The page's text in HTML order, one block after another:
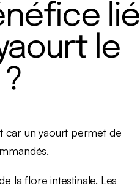
lié
le
car un yaourt permet de
la flore intestinale. Les